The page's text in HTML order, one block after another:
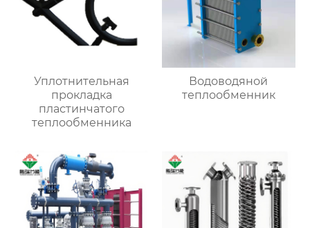
Уплотнительная
прокладка
пластинчатого
теплообменника
Водоводяной
теплообменник